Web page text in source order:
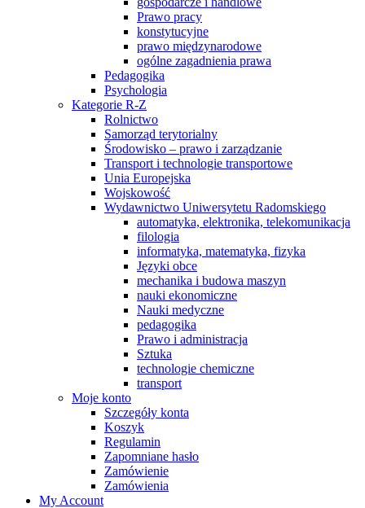
Prawo pracy
konstytucyjne
prawo międzynarodowe
ogólne zagadnienia prawa
Pedagogika
Psychologia
Kategorie R-Z
Rolnictwo
Samorząd terytorialny
Środowisko – prawo i zarządzanie
Transport i technologie transportowe
Unia Europejska
Wojskowość
Wydawnictwo Uniwersytetu Radomskiego
automatyka, elektronika, telekomunikacja
filologia
informatyka, matematyka, fizyka
Języki obce
mechanika i budowa maszyn
nauki ekonomiczne
Nauki medyczne
pedagogika
Prawo i administracja
Sztuka
technologie chemiczne
transport
Moje konto
Szczegóły konta
Koszyk
Regulamin
Zapomniane hasło
Zamówienie
Zamówienia
My Account